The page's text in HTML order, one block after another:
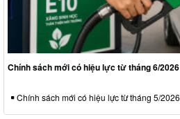
Chính sách mới có hiệu lực từ tháng 6/2026
Chính sách mới có hiệu lực từ tháng 5/2026